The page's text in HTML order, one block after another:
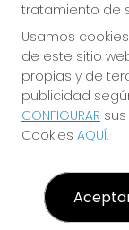
La de la
¿Quiénes somos?
Comprar lotería
Resultados
tratamiento de
Usamos
de este sitio
propias y de
publicidad
CONFIGURAR
Cookies AQUÍ.